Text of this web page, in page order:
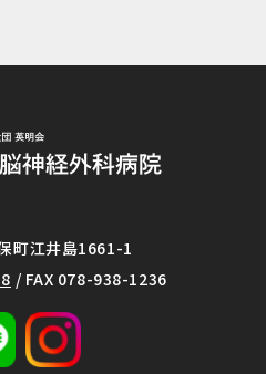
町江井島1661-1
/ FAX 078-938-1236